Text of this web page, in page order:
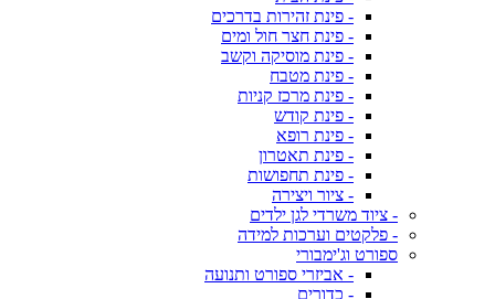
- פינת זהירות בדרכים
- פינת חצר חול ומים
- פינת מוסיקה וקשב
- פינת מטבח
- פינת מרכז קניות
- פינת קודש
- פינת רופא
- פינת תאטרון
- פינת תחפושות
- ציור ויצירה
- ציוד משרדי לגן ילדים
- פלקטים וערכות למידה
ספורט וג'ימבורי
- אביזרי ספורט ותנועה
- כדורים